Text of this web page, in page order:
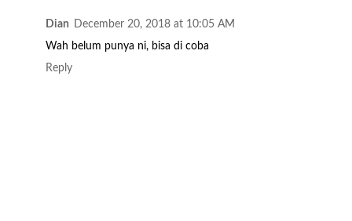
Dian December 20, 2018 at 10:05 AM
Wah belum punya ni, bisa di coba
Reply